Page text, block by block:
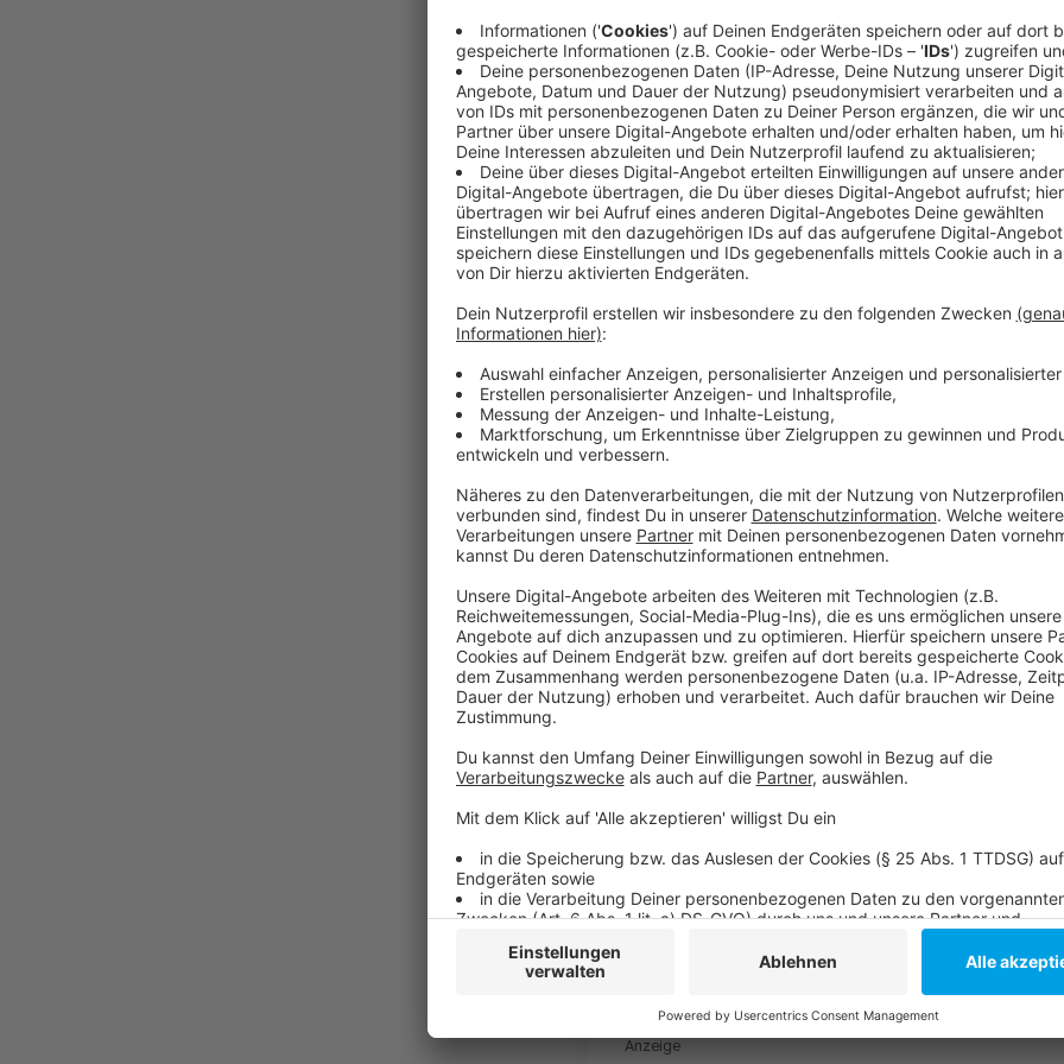
Wir können Essen und Trinken aus aller Welt
auch ein Gastland geben. Kanada wird zeigen, was
insgesamt wird riesig sein, hat uns Organisator
Anzeige
Anzeige
Für jeden Geschmack und Geldbeutel wird etwas
Anzeige
Der Veranstalter rechnet mit rund 100.000
befahrbar sein; allerdings werden viele Parkplätze
https://gourmetfestival-
Anzeige